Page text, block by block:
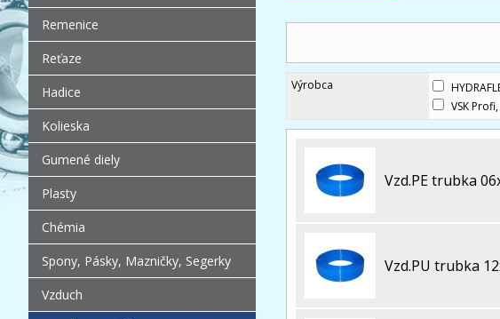
Výrobca
VSK
Vzd.PE trubka
Vzd.PU trubka
Remenice
Reťaze
Hadice
Kolieska
Gumené diely
Plasty
Chémia
Spony, Pásky, Mazničky, Segerky
Vzduch